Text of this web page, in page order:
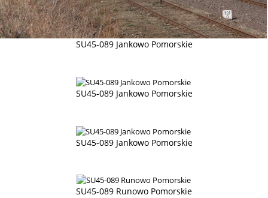
SU45-089 Jankowo Pomorskie
SU45-089 Jankowo Pomorskie
SU45-089 Jankowo Pomorskie
SU45-089 Runowo Pomorskie